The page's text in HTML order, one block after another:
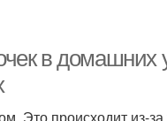
в домашних